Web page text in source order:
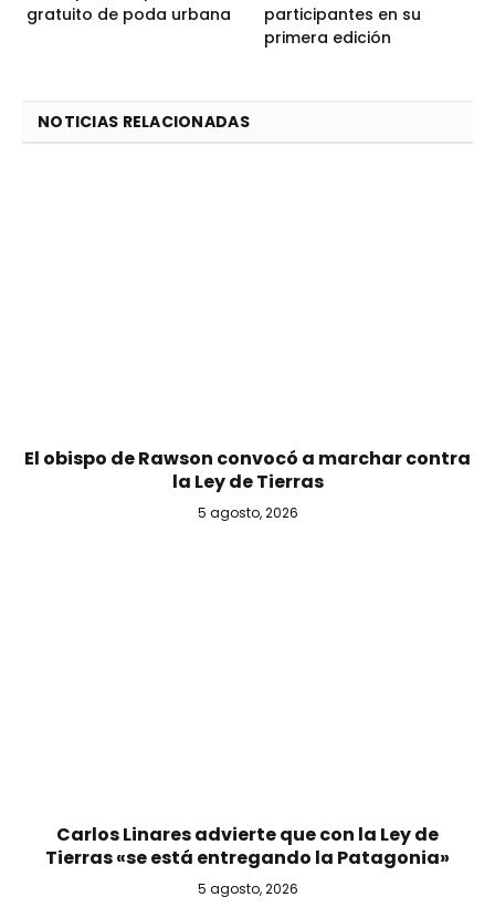
gratuito de poda urbana
participantes en su
primera edición
NOTICIAS RELACIONADAS
El obispo de Rawson convocó a marchar contra
la Ley de Tierras
5 agosto, 2026
Carlos Linares advierte que con la Ley de
Tierras «se está entregando la Patagonia»
5 agosto, 2026